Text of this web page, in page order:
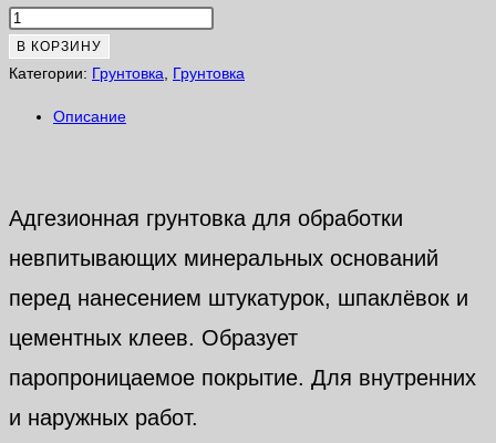
В КОРЗИНУ
Категории: Грунтовка Грунтовка
Описание
Адгезионная грунтовка для обработки
невпитывающих минеральных оснований
перед нанесением штукатурок, шпаклёвок и
цементных клеев. Образует
паропроницаемое покрытие. Для внутренних
и наружных работ.